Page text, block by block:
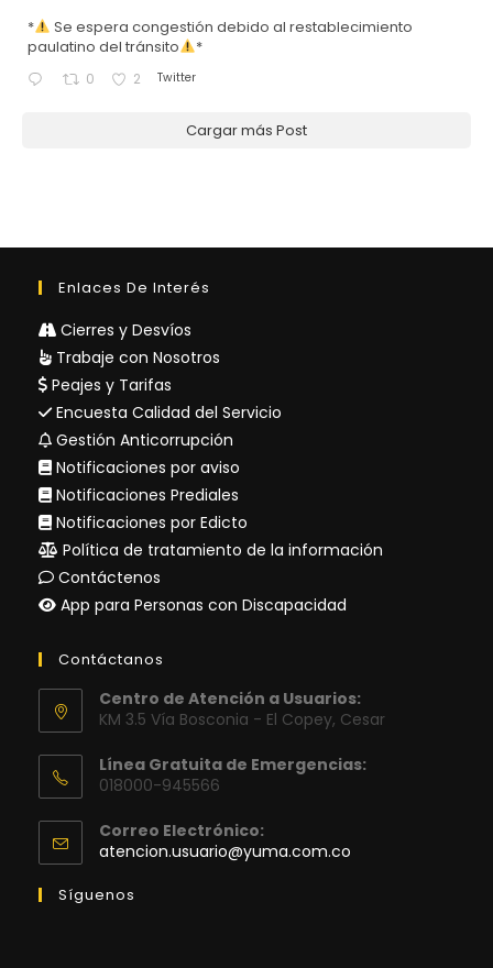
*
Se espera congestión debido al restablecimiento
paulatino del tránsito
*
0 2 Twitter
Cargar más Post
Enlaces De Interés
Cierres y Desvíos
Trabaje con Nosotros
Peajes y Tarifas
Encuesta Calidad del Servicio
Gestión Anticorrupción
Notificaciones por aviso
Notificaciones Prediales
Notificaciones por Edicto
Política de tratamiento de la información
Contáctenos
App para Personas con Discapacidad
Contáctanos
Centro de Atención a Usuarios:
KM 3.5 Vía Bosconia - El Copey, Cesar
Línea Gratuita de Emergencias:
018000-945566
Correo Electrónico:
atencion.usuario@yuma.com.co
Síguenos